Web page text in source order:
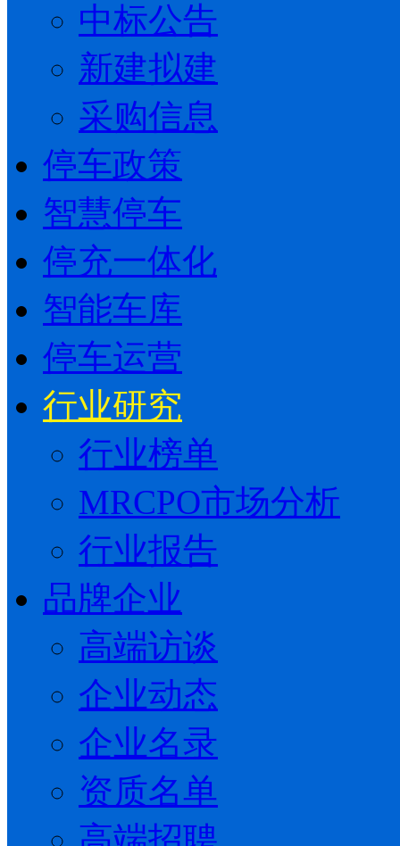
中标公告
新建拟建
采购信息
停车政策
智慧停车
停充一体化
智能车库
停车运营
行业研究
行业榜单
MRCPO市场分析
行业报告
品牌企业
高端访谈
企业动态
企业名录
资质名单